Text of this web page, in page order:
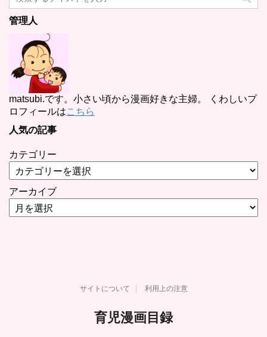
管理人
matsubi.です。小さい頃から漫画好きな主婦。 くわしいプ
ロフィールはこちら
人気の記事
カテゴリー
アーカイブ
サイトについて 利用上の注意
育児漫画目録